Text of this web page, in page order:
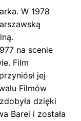
W 1978
na scenie
Film
jej
Filmów
dzięki
Barei i została